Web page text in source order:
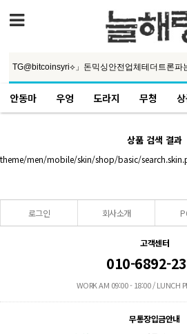
안동마 우엉 도라지 무청
상품 검색 결과
theme/men/mobile/skin/shop/basic/
로그인 회사소개
고객센터
010-6892-
WORK AM 09:00 - 18:00 / LUNCH
무통장입금안내